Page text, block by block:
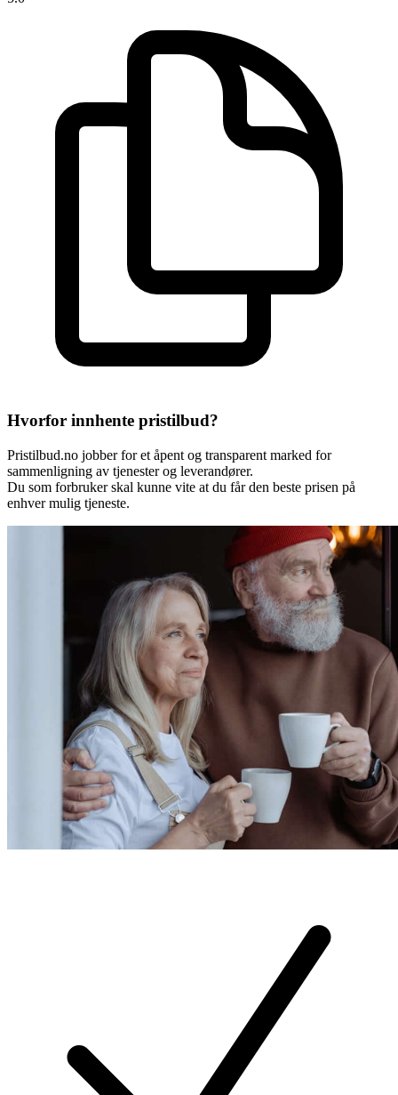
Hvorfor innhente pristilbud?
Pristilbud.no jobber for et åpent og transparent marked for
sammenligning av tjenester og leverandører.
Du som forbruker skal kunne vite at du får den beste prisen på
enhver mulig tjeneste.